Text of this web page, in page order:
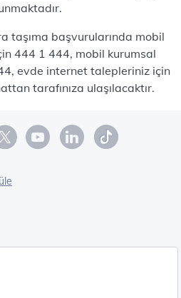
taşıma başvurularında mobil
444 1 444, mobil kurumsal
evde internet talepleriniz için
tarafınıza ulaşılacaktır.